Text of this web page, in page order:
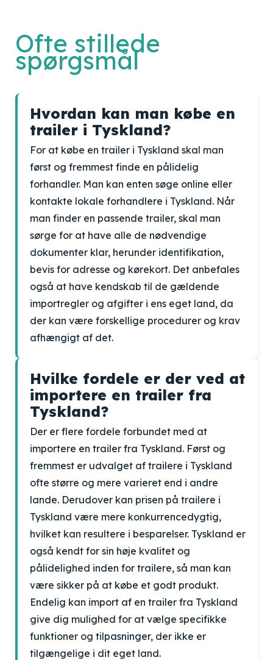
Ofte stillede
spørgsmål
Hvordan kan man købe en
trailer i Tyskland?
For at købe en trailer i Tyskland skal man
først og fremmest finde en pålidelig
forhandler. Man kan enten søge online eller
kontakte lokale forhandlere i Tyskland. Når
man finder en passende trailer, skal man
sørge for at have alle de nødvendige
dokumenter klar, herunder identifikation,
bevis for adresse og kørekort. Det anbefales
også at have kendskab til de gældende
importregler og afgifter i ens eget land, da
der kan være forskellige procedurer og krav
afhængigt af det.
Hvilke fordele er der ved at
importere en trailer fra
Tyskland?
Der er flere fordele forbundet med at
importere en trailer fra Tyskland. Først og
fremmest er udvalget af trailere i Tyskland
ofte større og mere varieret end i andre
lande. Derudover kan prisen på trailere i
Tyskland være mere konkurrencedygtig,
hvilket kan resultere i besparelser. Tyskland er
også kendt for sin høje kvalitet og
pålidelighed inden for trailere, så man kan
være sikker på at købe et godt produkt.
Endelig kan import af en trailer fra Tyskland
give dig mulighed for at vælge specifikke
funktioner og tilpasninger, der ikke er
tilgængelige i dit eget land.